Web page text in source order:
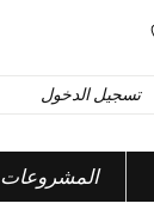
المشروعات
تسجيل الدخول